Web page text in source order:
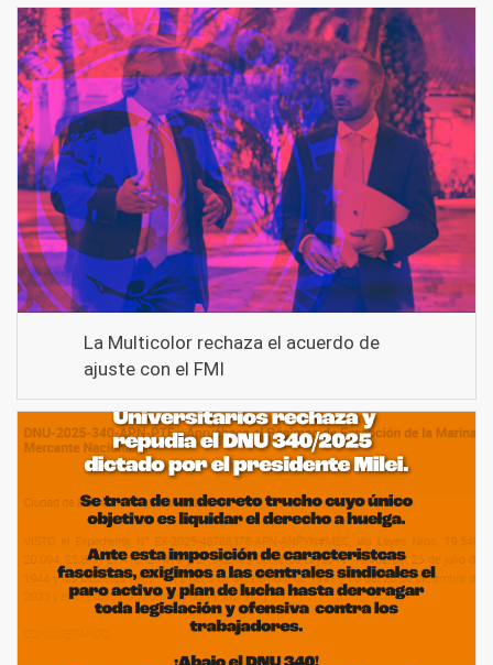
La Multicolor rechaza el acuerdo de
ajuste con el FMI